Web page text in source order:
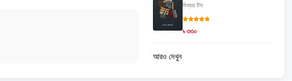
মিম্বার টিম
৳ ৩৩০
আরও দেখুন